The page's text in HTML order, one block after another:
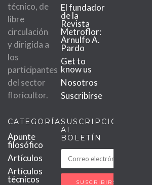
técnico, de
libre
circulación
y dirigida a
los
participantes
del sector
floricultor.
El fundador
de la
Revista
Metroflor:
Arnulfo A.
Pardo
Get to
know us
Nosotros
Suscribirse
CATEGORÍAS
Apunte
filosófico
Artículos
Artículos
técnicos
SUSCRIPCIÓN
AL
BOLETÍN